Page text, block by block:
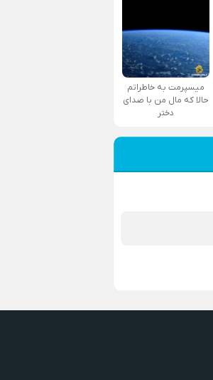
میسپرمت به خاطراتم
حالا که مال من با صدای
دختر